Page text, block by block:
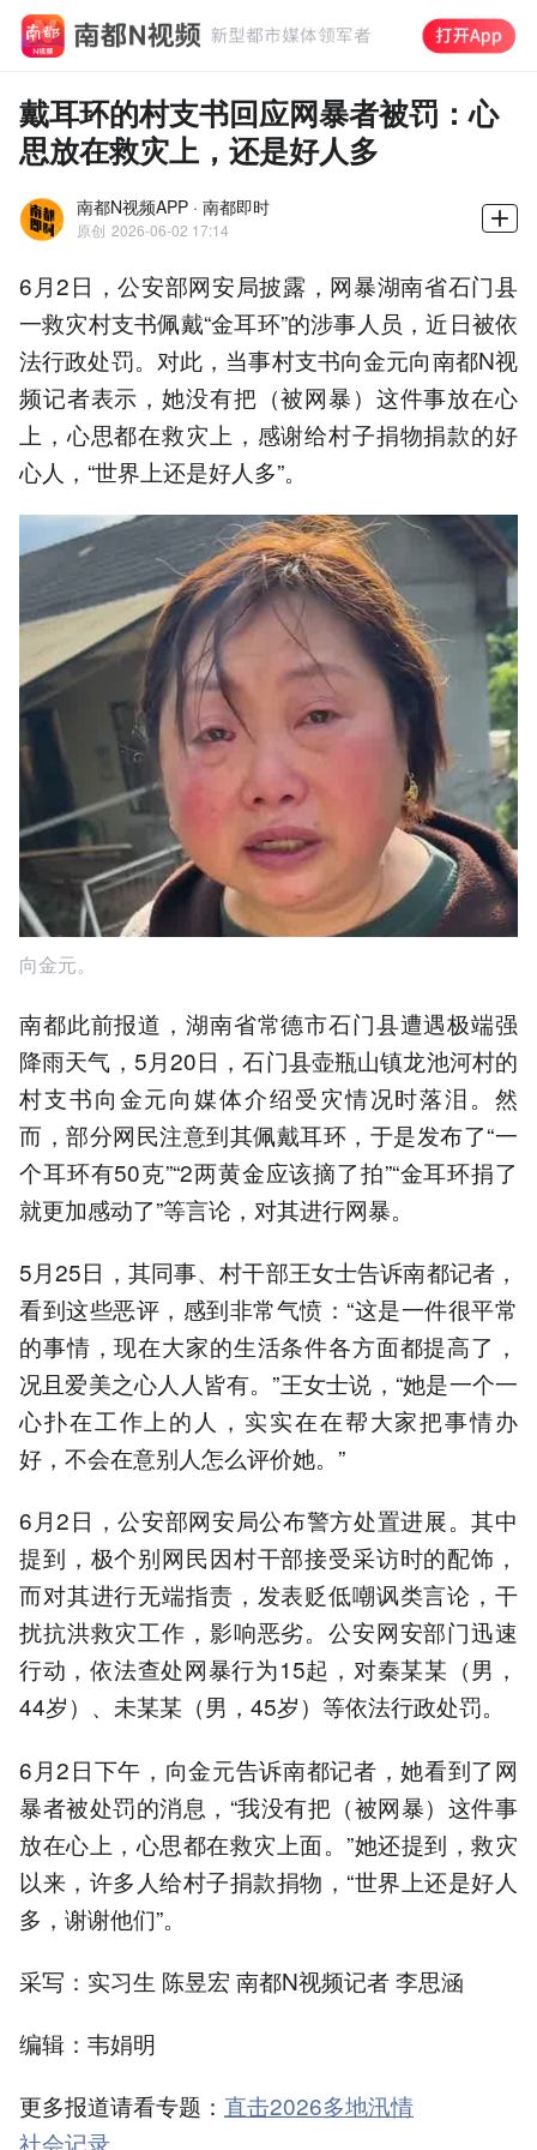
戴耳环的村支书回应网暴者被罚：心
思放在救灾上，还是好人多
南都N视频APP · 南都即时
原创 2026-06-02 17:14
6月2日，公安部网安局披露，网暴湖南省石门县
一救灾村支书佩戴“金耳环”的涉事人员，近日被依
法行政处罚。对此，当事村支书向金元向南都N视
频记者表示，她没有把（被网暴）这件事放在心
上，心思都在救灾上，感谢给村子捐物捐款的好
心人，“世界上还是好人多”。
向金元。
南都此前报道，湖南省常德市石门县遭遇极端强
降雨天气，5月20日，石门县壶瓶山镇龙池河村的
村支书向金元向媒体介绍受灾情况时落泪。然
而，部分网民注意到其佩戴耳环，于是发布了“一
个耳环有50克”“2两黄金应该摘了拍”“金耳环捐了
就更加感动了”等言论，对其进行网暴。
5月25日，其同事、村干部王女士告诉南都记者，
看到这些恶评，感到非常气愤：“这是一件很平常
的事情，现在大家的生活条件各方面都提高了，
况且爱美之心人人皆有。”王女士说，“她是一个一
心扑在工作上的人，实实在在帮大家把事情办
好，不会在意别人怎么评价她。”
6月2日，公安部网安局公布警方处置进展。其中
提到，极个别网民因村干部接受采访时的配饰，
而对其进行无端指责，发表贬低嘲讽类言论，干
扰抗洪救灾工作，影响恶劣。公安网安部门迅速
行动，依法查处网暴行为15起，对秦某某（男，
44岁）、未某某（男，45岁）等依法行政处罚。
6月2日下午，向金元告诉南都记者，她看到了网
暴者被处罚的消息，“我没有把（被网暴）这件事
放在心上，心思都在救灾上面。”她还提到，救灾
以来，许多人给村子捐款捐物，“世界上还是好人
多，谢谢他们”。
采写：实习生 陈昱宏 南都N视频记者 李思涵
编辑：韦娟明
更多报道请看专题： 直击2026多地汛情
社会记录